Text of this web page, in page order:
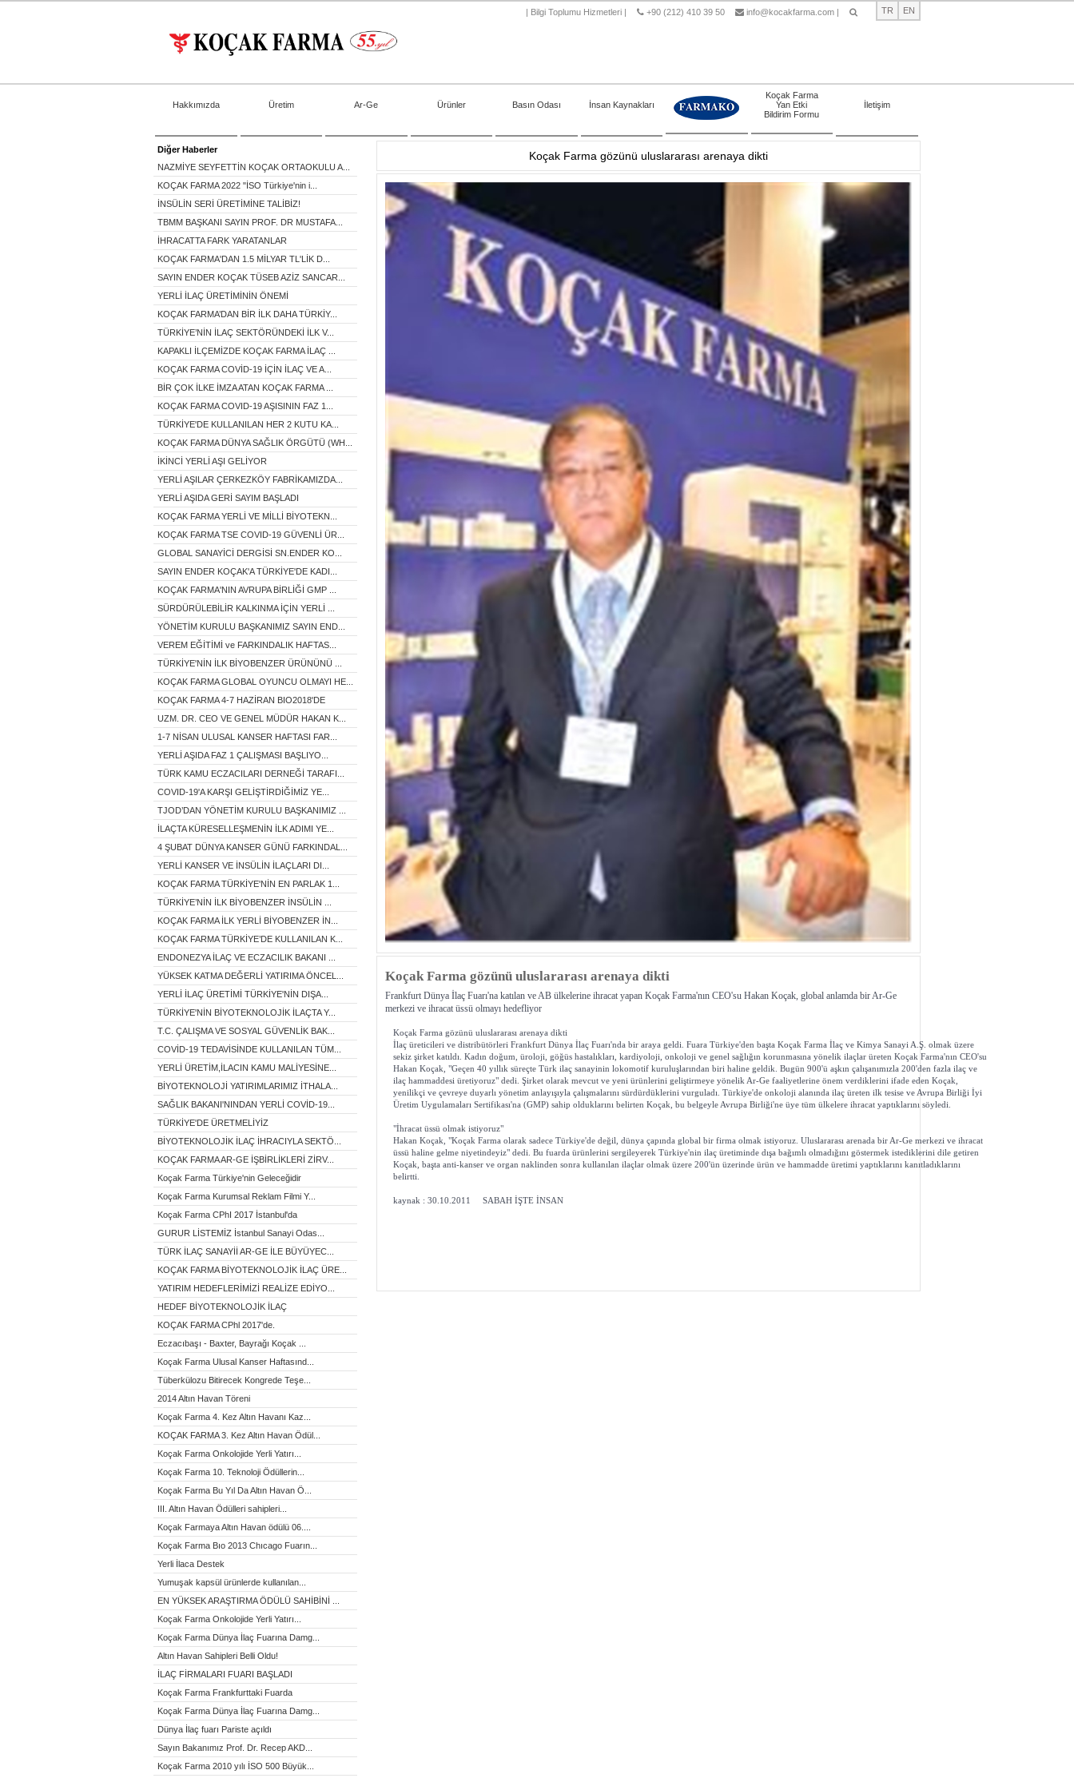
| Bilgi Toplumu Hizmetleri | +90 (212) 410 39 50 info@kocakfarma.com | TR EN
Hakkımızda Üretim Ar-Ge Ürünler Basın Odası İnsan Kaynakları
Koçak Farma
Yan Etki
Bildirim Formu
İletişim
Diğer Haberler
NAZMİYE SEYFETTİN KOÇAK ORTAOKULU A...
KOÇAK FARMA 2022 "İSO Türkiye'nin i...
İNSÜLİN SERİ ÜRETİMİNE TALİBİZ!
TBMM BAŞKANI SAYIN PROF. DR MUSTAFA...
İHRACATTA FARK YARATANLAR
KOÇAK FARMA'DAN 1.5 MİLYAR TL'LİK D...
SAYIN ENDER KOÇAK TÜSEB AZİZ SANCAR...
YERLİ İLAÇ ÜRETİMİNİN ÖNEMİ
KOÇAK FARMA’DAN BİR İLK DAHA TÜRKİY...
TÜRKİYE’NİN İLAÇ SEKTÖRÜNDEKİ İLK V...
KAPAKLI İLÇEMİZDE KOÇAK FARMA İLAÇ ...
KOÇAK FARMA COVİD-19 İÇİN İLAÇ VE A...
BİR ÇOK İLKE İMZA ATAN KOÇAK FARMA ...
KOÇAK FARMA COVID-19 AŞISININ FAZ 1...
TÜRKİYE'DE KULLANILAN HER 2 KUTU KA...
KOÇAK FARMA DÜNYA SAĞLIK ÖRGÜTÜ (WH...
İKİNCİ YERLİ AŞI GELİYOR
YERLİ AŞILAR ÇERKEZKÖY FABRİKAMIZDA...
YERLİ AŞIDA GERİ SAYIM BAŞLADI
KOÇAK FARMA YERLİ VE MİLLİ BİYOTEKN...
KOÇAK FARMA TSE COVID-19 GÜVENLİ ÜR...
GLOBAL SANAYİCİ DERGİSİ SN.ENDER KO...
SAYIN ENDER KOÇAK'A TÜRKİYE'DE KADI...
KOÇAK FARMA'NIN AVRUPA BİRLİĞİ GMP ...
SÜRDÜRÜLEBİLİR KALKINMA İÇİN YERLİ ...
YÖNETİM KURULU BAŞKANIMIZ SAYIN END...
VEREM EĞİTİMİ ve FARKINDALIK HAFTAS...
TÜRKİYE'NİN İLK BİYOBENZER ÜRÜNÜNÜ ...
KOÇAK FARMA GLOBAL OYUNCU OLMAYI HE...
KOÇAK FARMA 4-7 HAZİRAN BIO2018'DE
UZM. DR. CEO VE GENEL MÜDÜR HAKAN K...
1-7 NİSAN ULUSAL KANSER HAFTASI FAR...
YERLİ AŞIDA FAZ 1 ÇALIŞMASI BAŞLIYO...
TÜRK KAMU ECZACILARI DERNEĞİ TARAFI...
COVID-19'A KARŞI GELİŞTİRDİĞİMİZ YE...
TJOD’DAN YÖNETİM KURULU BAŞKANIMIZ ...
İLAÇTA KÜRESELLEŞMENİN İLK ADIMI YE...
4 ŞUBAT DÜNYA KANSER GÜNÜ FARKINDAL...
YERLİ KANSER VE İNSÜLİN İLAÇLARI DI...
KOÇAK FARMA TÜRKİYE'NİN EN PARLAK 1...
TÜRKİYE’NİN İLK BİYOBENZER İNSÜLİN ...
KOÇAK FARMA İLK YERLİ BİYOBENZER İN...
KOÇAK FARMA TÜRKİYE’DE KULLANILAN K...
ENDONEZYA İLAÇ VE ECZACILIK BAKANI ...
YÜKSEK KATMA DEĞERLİ YATIRIMA ÖNCEL...
YERLİ İLAÇ ÜRETİMİ TÜRKİYE'NİN DIŞA...
TÜRKİYE'NİN BİYOTEKNOLOJİK İLAÇTA Y...
T.C. ÇALIŞMA VE SOSYAL GÜVENLİK BAK...
COVİD-19 TEDAVİSİNDE KULLANILAN TÜM...
YERLİ ÜRETİM,İLACIN KAMU MALİYESİNE...
BİYOTEKNOLOJİ YATIRIMLARIMIZ İTHALA...
SAĞLIK BAKANI'NINDAN YERLİ COVİD-19...
TÜRKİYE'DE ÜRETMELİYİZ
BİYOTEKNOLOJİK İLAÇ İHRACIYLA SEKTÖ...
KOÇAK FARMA AR-GE İŞBİRLİKLERİ ZİRV...
Koçak Farma Türkiye'nin Geleceğidir
Koçak Farma Kurumsal Reklam Filmi Y...
Koçak Farma CPhI 2017 İstanbul'da
GURUR LİSTEMİZ İstanbul Sanayi Odas...
TÜRK İLAÇ SANAYİİ AR-GE İLE BÜYÜYEC...
KOÇAK FARMA BİYOTEKNOLOJİK İLAÇ ÜRE...
YATIRIM HEDEFLERİMİZİ REALİZE EDİYO...
HEDEF BİYOTEKNOLOJİK İLAÇ
KOÇAK FARMA CPhl 2017'de.
Eczacıbaşı - Baxter, Bayrağı Koçak ...
Koçak Farma Ulusal Kanser Haftasınd...
Tüberkülozu Bitirecek Kongrede Teşe...
2014 Altın Havan Töreni
Koçak Farma 4. Kez Altın Havanı Kaz...
KOÇAK FARMA 3. Kez Altın Havan Ödül...
Koçak Farma Onkolojide Yerli Yatırı...
Koçak Farma 10. Teknoloji Ödüllerin...
Koçak Farma Bu Yıl Da Altın Havan Ö...
III. Altın Havan Ödülleri sahipleri...
Koçak Farmaya Altın Havan ödülü 06....
Koçak Farma Bıo 2013 Chıcago Fuarın...
Yerli İlaca Destek
Yumuşak kapsül ürünlerde kullanılan...
EN YÜKSEK ARAŞTIRMA ÖDÜLÜ SAHİBİNİ ...
Koçak Farma Onkolojide Yerli Yatırı...
Koçak Farma Dünya İlaç Fuarına Damg...
Altın Havan Sahipleri Belli Oldu!
İLAÇ FİRMALARI FUARI BAŞLADI
Koçak Farma Frankfurttaki Fuarda
Koçak Farma Dünya İlaç Fuarına Damg...
Dünya İlaç fuarı Pariste açıldı
Sayın Bakanımız Prof. Dr. Recep AKD...
Koçak Farma 2010 yılı İSO 500 Büyük...
Koçak Farma gözünü uluslararası arenaya dikti
Koçak Farma gözünü uluslararası arenaya dikti
Frankfurt Dünya İlaç Fuarı'na katılan ve AB ülkelerine ihracat yapan Koçak Farma'nın CEO'su Hakan Koçak, global anlamda bir Ar-Ge
merkezi ve ihracat üssü olmayı hedefliyor
Koçak Farma gözünü uluslararası arenaya dikti
İlaç üreticileri ve distribütörleri Frankfurt Dünya İlaç Fuarı'nda bir araya geldi. Fuara Türkiye'den başta Koçak Farma İlaç ve Kimya Sanayi A.Ş. olmak üzere
sekiz şirket katıldı. Kadın doğum, üroloji, göğüs hastalıkları, kardiyoloji, onkoloji ve genel sağlığın korunmasına yönelik ilaçlar üreten Koçak Farma'nın CEO'su
Hakan Koçak, "Geçen 40 yıllık süreçte Türk ilaç sanayinin lokomotif kuruluşlarından biri haline geldik. Bugün 900'ü aşkın çalışanımızla 200'den fazla ilaç ve
ilaç hammaddesi üretiyoruz" dedi. Şirket olarak mevcut ve yeni ürünlerini geliştirmeye yönelik Ar-Ge faaliyetlerine önem verdiklerini ifade eden Koçak,
yenilikçi ve çevreye duyarlı yönetim anlayışıyla çalışmalarını sürdürdüklerini vurguladı. Türkiye'de onkoloji alanında ilaç üreten ilk tesise ve Avrupa Birliği İyi
Üretim Uygulamaları Sertifikası'na (GMP) sahip olduklarını belirten Koçak, bu belgeyle Avrupa Birliği'ne üye tüm ülkelere ihracat yaptıklarını söyledi.
"İhracat üssü olmak istiyoruz"
Hakan Koçak, "Koçak Farma olarak sadece Türkiye'de değil, dünya çapında global bir firma olmak istiyoruz. Uluslararası arenada bir Ar-Ge merkezi ve ihracat
üssü haline gelme niyetindeyiz" dedi. Bu fuarda ürünlerini sergileyerek Türkiye'nin ilaç üretiminde dışa bağımlı olmadığını göstermek istediklerini dile getiren
Koçak, başta anti-kanser ve organ naklinden sonra kullanılan ilaçlar olmak üzere 200'ün üzerinde ürün ve hammadde üretimi yaptıklarını kanıtladıklarını
belirtti.
kaynak : 30.10.2011 SABAH İŞTE İNSAN